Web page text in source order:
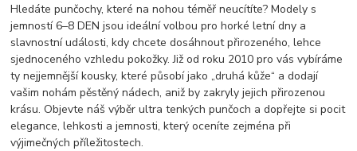
Hledáte punčochy, které na nohou téměř neucítíte? Modely s
jemností 6–8 DEN jsou ideální volbou pro horké letní dny a
slavnostní události, kdy chcete dosáhnout přirozeného, lehce
sjednoceného vzhledu pokožky. Již od roku 2010 pro vás vybíráme
ty nejjemnější kousky, které působí jako „druhá kůže“ a dodají
vašim nohám pěstěný nádech, aniž by zakryly jejich přirozenou
krásu. Objevte náš výběr ultra tenkých punčoch a dopřejte si pocit
elegance, lehkosti a jemnosti, který oceníte zejména při
výjimečných příležitostech.